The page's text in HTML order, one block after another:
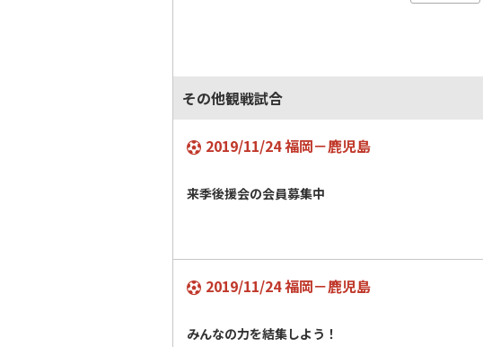
その他観戦試合
2019/11/24 福岡－鹿児島
来季後援会の会員募集中
2019/11/24 福岡－鹿児島
みんなの力を結集しよう！